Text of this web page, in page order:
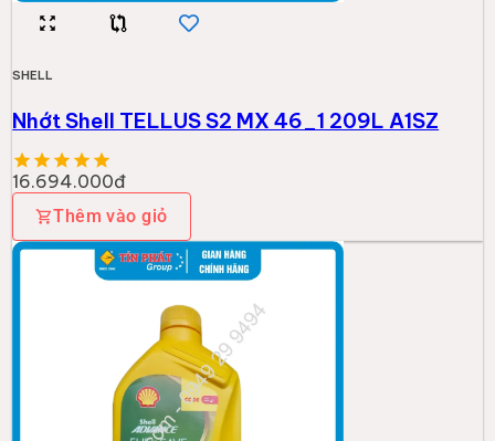
-6%
SHELL
Shell ADV 4T Fuel Save 10W-30 (0.8L)
(SN/MA2)
126.000đ
Thêm vào giỏ